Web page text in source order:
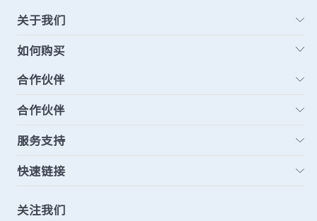
关于我们
如何购买
合作伙伴
合作伙伴
服务支持
快速链接
关注我们